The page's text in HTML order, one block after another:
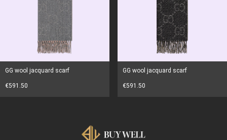
GG wool jacquard scarf
€591.50
GG wool jacquard scarf
€591.50